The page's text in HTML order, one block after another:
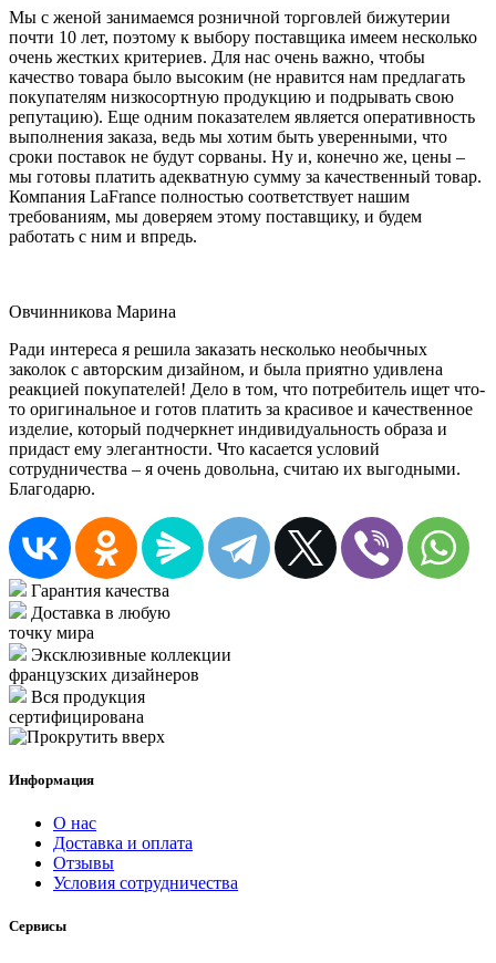
Мы с женой занимаемся розничной торговлей бижутерии
почти 10 лет, поэтому к выбору поставщика имеем несколько
очень жестких критериев. Для нас очень важно, чтобы
качество товара было высоким (не нравится нам предлагать
покупателям низкосортную продукцию и подрывать свою
репутацию). Еще одним показателем является оперативность
выполнения заказа, ведь мы хотим быть уверенными, что
сроки поставок не будут сорваны. Ну и, конечно же, цены –
мы готовы платить адекватную сумму за качественный товар.
Компания LaFrance полностью соответствует нашим
требованиям, мы доверяем этому поставщику, и будем
работать с ним и впредь.
Овчинникова Марина
Ради интереса я решила заказать несколько необычных
заколок с авторским дизайном, и была приятно удивлена
реакцией покупателей! Дело в том, что потребитель ищет что-
то оригинальное и готов платить за красивое и качественное
изделие, который подчеркнет индивидуальность образа и
придаст ему элегантности. Что касается условий
сотрудничества – я очень довольна, считаю их выгодными.
Благодарю.
Гарантия качества
Доставка в любую
точку мира
Эксклюзивные коллекции
французских дизайнеров
Вся продукция
сертифицирована
Информация
О нас
Доставка и оплата
Отзывы
Условия сотрудничества
Сервисы